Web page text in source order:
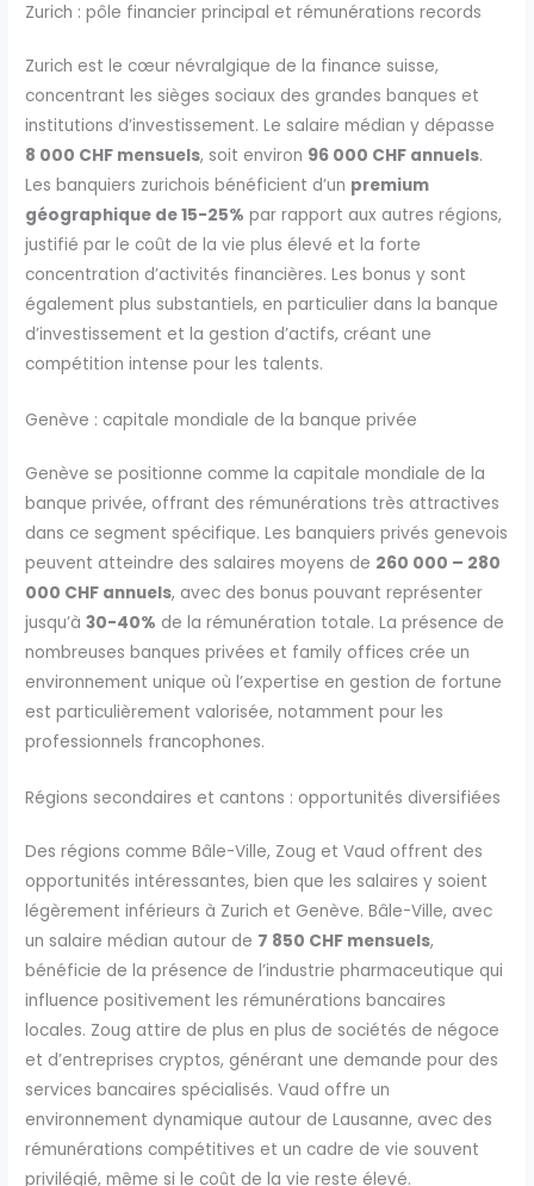
Zurich : pôle financier principal et rémunérations records
Zurich est le cœur névralgique de la finance suisse,
concentrant les sièges sociaux des grandes banques et
institutions d’investissement. Le salaire médian y dépasse
8 000 CHF mensuels, soit environ 96 000 CHF annuels.
Les banquiers zurichois bénéficient d’un premium
géographique de 15-25% par rapport aux autres régions,
justifié par le coût de la vie plus élevé et la forte
concentration d’activités financières. Les bonus y sont
également plus substantiels, en particulier dans la banque
d’investissement et la gestion d’actifs, créant une
compétition intense pour les talents.
Genève : capitale mondiale de la banque privée
Genève se positionne comme la capitale mondiale de la
banque privée, offrant des rémunérations très attractives
dans ce segment spécifique. Les banquiers privés genevois
peuvent atteindre des salaires moyens de 260 000 – 280
000 CHF annuels, avec des bonus pouvant représenter
jusqu’à30-40% de la rémunération totale. La présence de
nombreuses banques privées et family offices crée un
environnement unique où l’expertise en gestion de fortune
est particulièrement valorisée, notamment pour les
professionnels francophones.
Régions secondaires et cantons : opportunités diversifiées
Des régions comme Bâle-Ville, Zoug et Vaud offrent des
opportunités intéressantes, bien que les salaires y soient
légèrement inférieurs à Zurich et Genève. Bâle-Ville, avec
un salaire médian autour de 7 850 CHF mensuels,
bénéficie de la présence de l’industrie pharmaceutique qui
influence positivement les rémunérations bancaires
locales. Zoug attire de plus en plus de sociétés de négoce
et d’entreprises cryptos, générant une demande pour des
services bancaires spécialisés. Vaud offre un
environnement dynamique autour de Lausanne, avec des
rémunérations compétitives et un cadre de vie souvent
privilégié, même si le coût de la vie reste élevé.